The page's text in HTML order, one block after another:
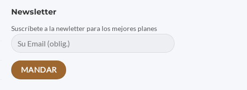
Newsletter
Suscríbete a la newletter para los mejores planes